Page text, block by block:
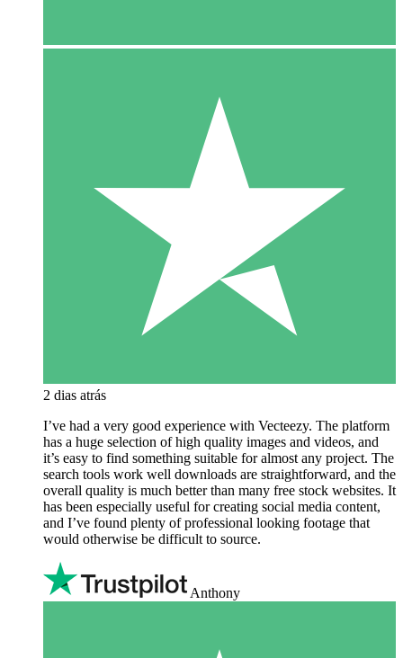
2 dias atrás
I’ve had a very good experience with Vecteezy. The platform
has a huge selection of high quality images and videos, and
it’s easy to find something suitable for almost any project. The
search tools work well downloads are straightforward, and the
overall quality is much better than many free stock websites. It
has been especially useful for creating social media content,
and I’ve found plenty of professional looking footage that
would otherwise be difficult to source.
Anthony